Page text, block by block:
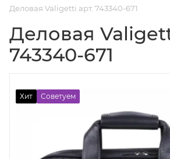
Деловая Valigetti арт. 743340-671
Деловая
743340-671
Хит Советуем